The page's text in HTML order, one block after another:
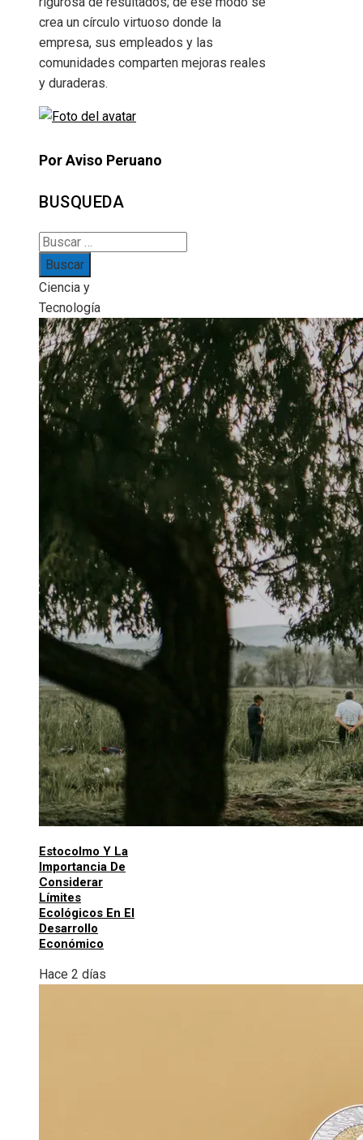
crea un círculo virtuoso donde la
empresa, sus empleados y las
comunidades comparten mejoras reales
y duraderas.
Por Aviso Peruano
BUSQUEDA
Buscar:
Ciencia y
Tecnología
Estocolmo Y La
Importancia De
Considerar
Límites
Ecológicos En El
Desarrollo
Económico
Hace 2 días